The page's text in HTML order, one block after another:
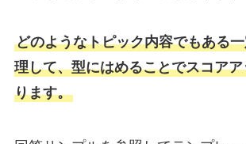
どのようなトピック内容でもある
理して、型にはめることでスコア
ります。